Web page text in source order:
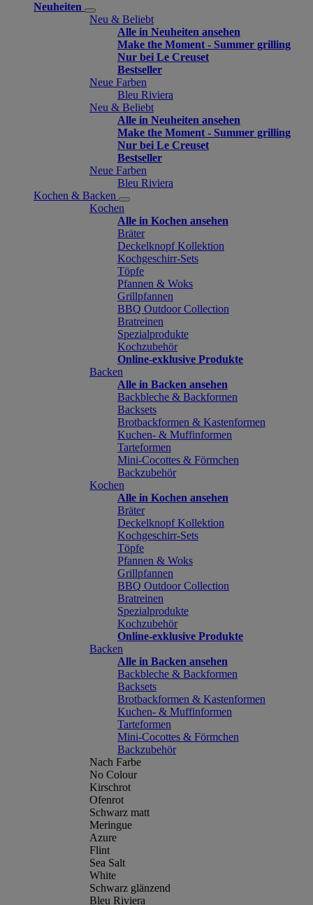
Neuheiten
Neu & Beliebt
Alle in Neuheiten ansehen
Make the Moment - Summer grilling
Nur bei Le Creuset
Bestseller
Neue Farben
Bleu Riviera
Neu & Beliebt
Alle in Neuheiten ansehen
Make the Moment - Summer grilling
Nur bei Le Creuset
Bestseller
Neue Farben
Bleu Riviera
Kochen & Backen
Kochen
Alle in Kochen ansehen
Bräter
Deckelknopf Kollektion
Kochgeschirr-Sets
Töpfe
Pfannen & Woks
Grillpfannen
BBQ Outdoor Collection
Bratreinen
Spezialprodukte
Kochzubehör
Online-exklusive Produkte
Backen
Alle in Backen ansehen
Backbleche & Backformen
Backsets
Brotbackformen & Kastenformen
Kuchen- & Muffinformen
Tarteformen
Mini-Cocottes & Förmchen
Backzubehör
Kochen
Alle in Kochen ansehen
Bräter
Deckelknopf Kollektion
Kochgeschirr-Sets
Töpfe
Pfannen & Woks
Grillpfannen
BBQ Outdoor Collection
Bratreinen
Spezialprodukte
Kochzubehör
Online-exklusive Produkte
Backen
Alle in Backen ansehen
Backbleche & Backformen
Backsets
Brotbackformen & Kastenformen
Kuchen- & Muffinformen
Tarteformen
Mini-Cocottes & Förmchen
Backzubehör
Nach Farbe
No Colour
Kirschrot
Ofenrot
Schwarz matt
Meringue
Azure
Flint
Sea Salt
White
Schwarz glänzend
Bleu Riviera